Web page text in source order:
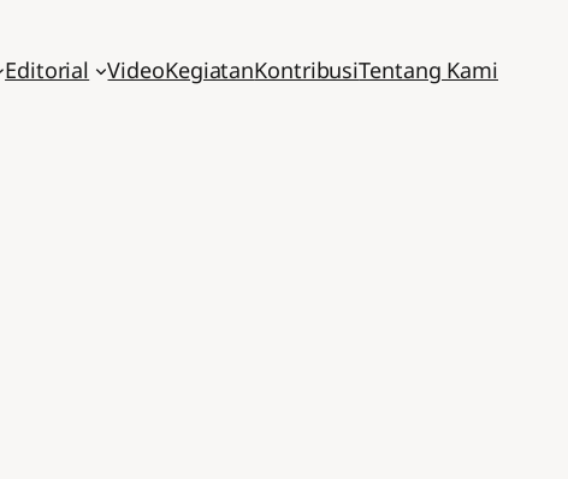
Editorial VideoKegiatanKontribusiTentang Kami